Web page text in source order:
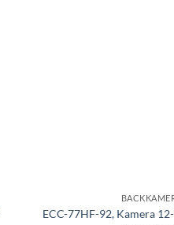
ECC-77HF-92, Kamera